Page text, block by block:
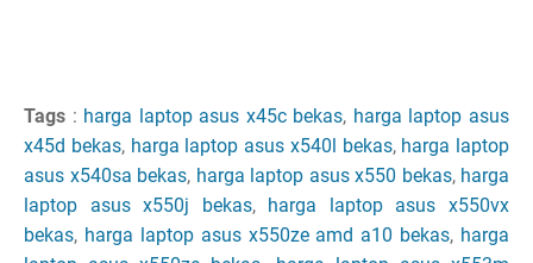
Tags : harga laptop asus x45c bekas, harga laptop asus
x45d bekas, harga laptop asus x540l bekas, harga laptop
asus x540sa bekas, harga laptop asus x550 bekas, harga
laptop asus x550j bekas, harga laptop asus x550vx
bekas, harga laptop asus x550ze amd a10 bekas, harga